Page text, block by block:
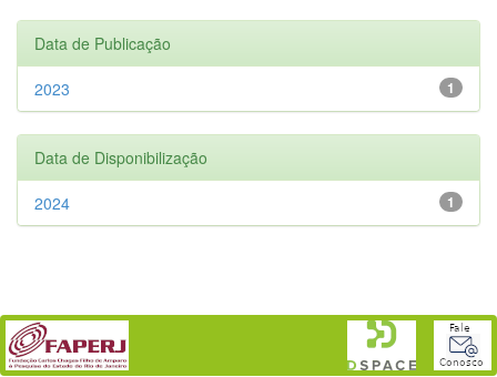
Data de Publicação
1
2023
Data de Disponibilização
1
2024